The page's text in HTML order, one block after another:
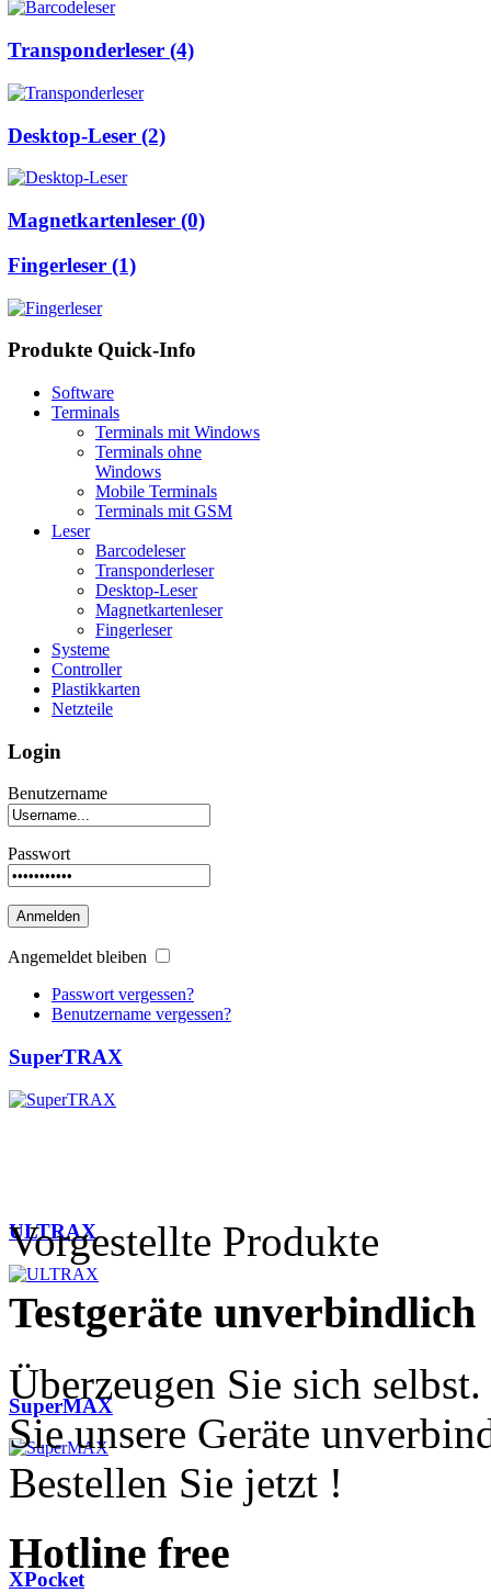
Transponderleser (4)
Desktop-Leser (2)
Magnetkartenleser (0)
Fingerleser (1)
Produkte Quick-Info
Software
Terminals
Terminals mit Windows
Terminals ohne
Windows
Mobile Terminals
Terminals mit GSM
Leser
Barcodeleser
Transponderleser
Desktop-Leser
Magnetkartenleser
Fingerleser
Systeme
Controller
Plastikkarten
Netzteile
Login
Benutzername
Passwort
Anmelden
Angemeldet bleiben
Passwort vergessen?
Benutzername vergessen?
SuperTRAX
ULTRAX
SuperMAX
XPocket
Vorgestellte Produkte
Testgeräte unverbindlich
Überzeugen Sie sich selbst.
Sie unsere Geräte
Bestellen Sie jetzt !
Hotline free